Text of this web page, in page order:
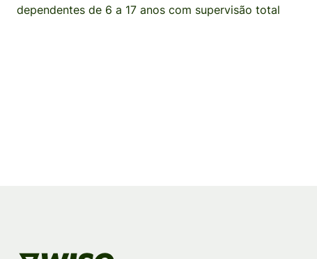
dependentes de 6 a 17 anos com supervisão total